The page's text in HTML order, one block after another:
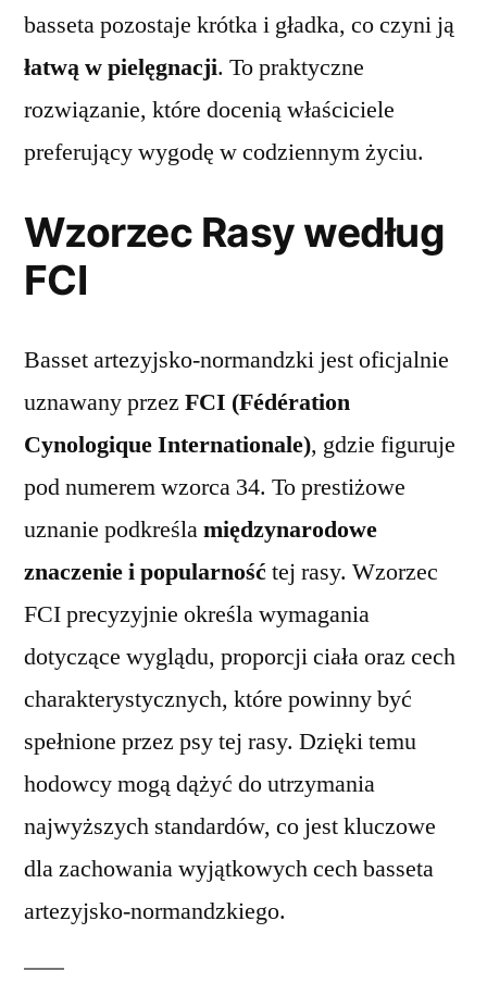
basseta pozostaje krótka i gładka, co czyni ją
łatwą w pielęgnacji. To praktyczne
rozwiązanie, które docenią właściciele
preferujący wygodę w codziennym życiu.
Wzorzec Rasy według
FCI
Basset artezyjsko-normandzki jest oficjalnie
uznawany przez FCI (Fédération
Cynologique Internationale), gdzie figuruje
pod numerem wzorca 34. To prestiżowe
uznanie podkreślamiędzynarodowe
znaczenie i popularnośćtej rasy. Wzorzec
FCI precyzyjnie określa wymagania
dotyczące wyglądu, proporcji ciała oraz cech
charakterystycznych, które powinny być
spełnione przez psy tej rasy. Dzięki temu
hodowcy mogą dążyć do utrzymania
najwyższych standardów, co jest kluczowe
dla zachowania wyjątkowych cech basseta
artezyjsko-normandzkiego.